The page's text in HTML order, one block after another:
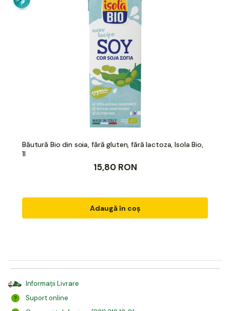
Băutură Bio din soia, fără gluten, fără lactoza, Isola Bio,
1l
15,80 RON
Adaugă în coș
Informații Livrare
Suport online